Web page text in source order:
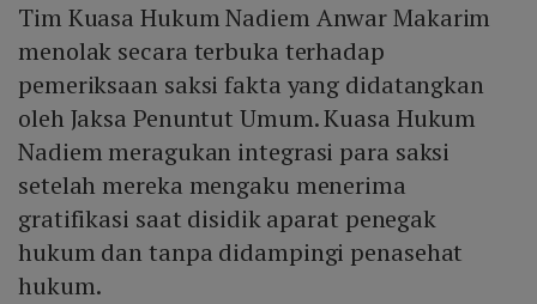
Tim Kuasa Hukum Nadiem Anwar Makarim
menolak secara terbuka terhadap
pemeriksaan saksi fakta yang didatangkan
oleh Jaksa Penuntut Umum. Kuasa Hukum
Nadiem meragukan integrasi para saksi
setelah mereka mengaku menerima
gratifikasi saat disidik aparat penegak
hukum dan tanpa didampingi penasehat
hukum.